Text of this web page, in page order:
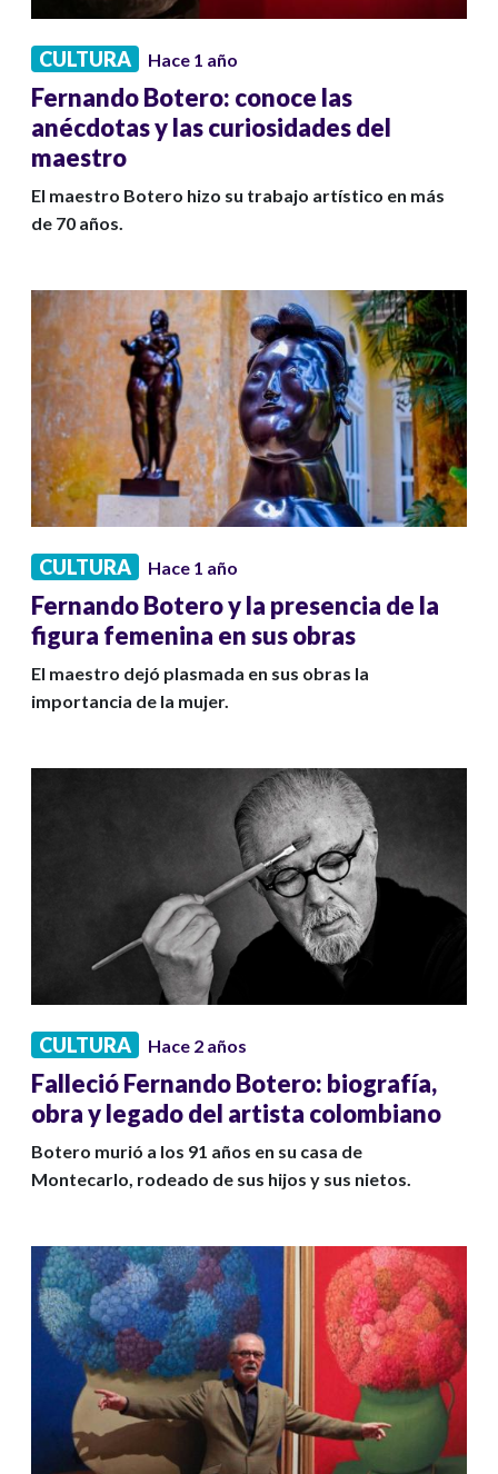
CULTURA Hace 1 año
Fernando Botero: conoce las
anécdotas y las curiosidades del
maestro
El maestro Botero hizo su trabajo artístico en más
de 70 años.
CULTURA Hace 1 año
Fernando Botero y la presencia de la
figura femenina en sus obras
El maestro dejó plasmada en sus obras la
importancia de la mujer.
CULTURA Hace 2 años
Falleció Fernando Botero: biografía,
obra y legado del artista colombiano
Botero murió a los 91 años en su casa de
Montecarlo, rodeado de sus hijos y sus nietos.